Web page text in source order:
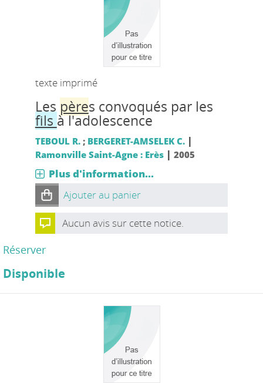
texte imprimé
Les pères convoqués par les
fils à l'adolescence
TEBOUL R.; BERGERET-AMSELEK C. |
Ramonville Saint-Agne : Erès| 2005
Plus d'information...
Ajouter au panier
Aucun avis sur cette notice.
Réserver
Disponible